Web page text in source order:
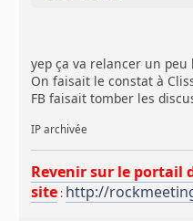
yep ça va relancer un
On faisait le constat à
FB faisait tomber les
IP archivée
Revenir sur le portail
site : http://